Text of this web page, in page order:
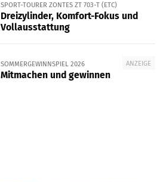
SPORT-TOURER ZONTES ZT 703-T (ETC)
Dreizylinder, Komfort-Fokus und
Vollausstattung
ANZEIGE
SOMMERGEWINNSPIEL 2026
Mitmachen und gewinnen